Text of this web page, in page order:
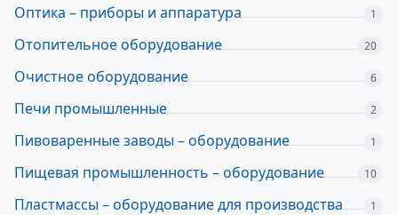
Оптика – приборы и аппаратура 1
Отопительное оборудование 20
Очистное оборудование 6
Печи промышленные 2
Пивоваренные заводы – оборудование 1
Пищевая промышленность – оборудование 10
Пластмассы – оборудование для производства 1